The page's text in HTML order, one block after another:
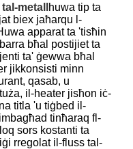
metall huwa tip ta
biex jaħarqu l-
apparat ta 'tisħin
bħal postijiet ta
ta' ġewwa bħal
jikkonsisti minn
qasab, u
il-heater jisħon iċ-
titla 'u tiġbed il-
tinħaraq fl-
sors kostanti ta
rregolat il-fluss tal-